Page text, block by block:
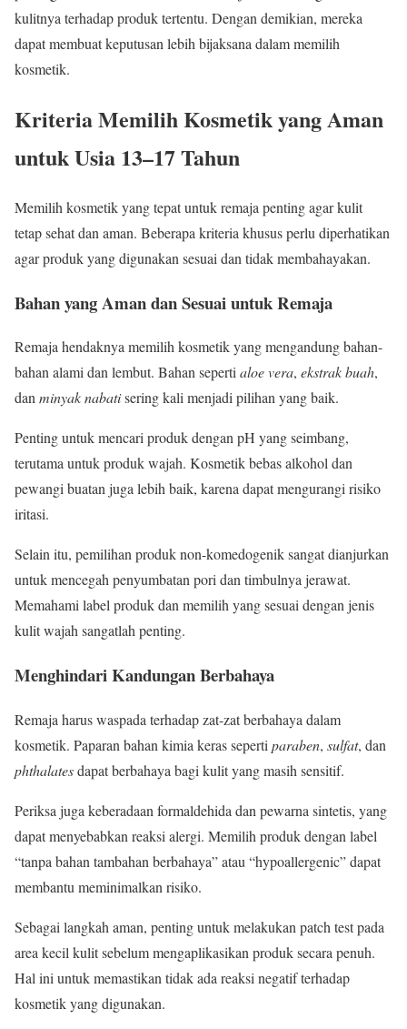
kulitnya terhadap produk tertentu. Dengan demikian, mereka
dapat membuat keputusan lebih bijaksana dalam memilih
kosmetik.
Kriteria Memilih Kosmetik yang Aman
untuk Usia 13–17 Tahun
Memilih kosmetik yang tepat untuk remaja penting agar kulit
tetap sehat dan aman. Beberapa kriteria khusus perlu diperhatikan
agar produk yang digunakan sesuai dan tidak membahayakan.
Bahan yang Aman dan Sesuai untuk Remaja
Remaja hendaknya memilih kosmetik yang mengandung bahan-
bahan alami dan lembut. Bahan sepertialoe vera, ekstrak buah,
danminyak nabatisering kali menjadi pilihan yang baik.
Penting untuk mencari produk dengan pH yang seimbang,
terutama untuk produk wajah. Kosmetik bebas alkohol dan
pewangi buatan juga lebih baik, karena dapat mengurangi risiko
iritasi.
Selain itu, pemilihan produk non-komedogenik sangat dianjurkan
untuk mencegah penyumbatan pori dan timbulnya jerawat.
Memahami label produk dan memilih yang sesuai dengan jenis
kulit wajah sangatlah penting.
Menghindari Kandungan Berbahaya
Remaja harus waspada terhadap zat-zat berbahaya dalam
kosmetik. Paparan bahan kimia keras seperti paraben, sulfat, dan
phthalatesdapat berbahaya bagi kulit yang masih sensitif.
Periksa juga keberadaan formaldehida dan pewarna sintetis, yang
dapat menyebabkan reaksi alergi. Memilih produk dengan label
“tanpa bahan tambahan berbahaya” atau “hypoallergenic” dapat
membantu meminimalkan risiko.
Sebagai langkah aman, penting untuk melakukan patch test pada
area kecil kulit sebelum mengaplikasikan produk secara penuh.
Hal ini untuk memastikan tidak ada reaksi negatif terhadap
kosmetik yang digunakan.